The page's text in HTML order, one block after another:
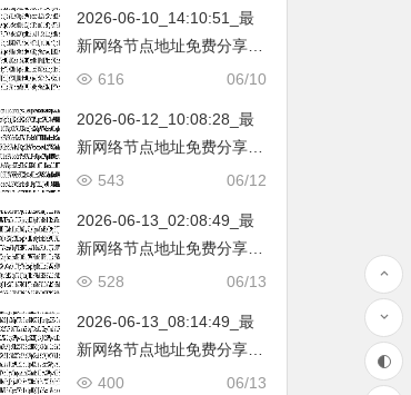
韩国|新加坡|台湾|马来西亚|
…
2026-06-10_14:10:51_最
新网络节点地址免费分享…
不定期更新…开放免费分享
韩国|新加坡|台湾|马来西亚|
…
06/10
616
2026-06-12_10:08:28_最
新网络节点地址免费分享…
不定期更新…开放免费分享
韩国|新加坡|台湾|马来西亚|
…
06/12
543
2026-06-13_02:08:49_最
新网络节点地址免费分享…
不定期更新…开放免费分享
韩国|新加坡|台湾|马来西亚|
…
06/13
528
2026-06-13_08:14:49_最
新网络节点地址免费分享…
不定期更新…开放免费分享
06/13
400